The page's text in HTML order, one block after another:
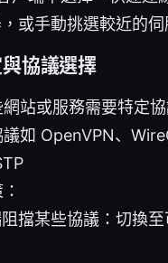
或手動挑選較近的伺
協議選擇
網站或服務需要特定
如 OpenVPN、
擋某些協議：切換